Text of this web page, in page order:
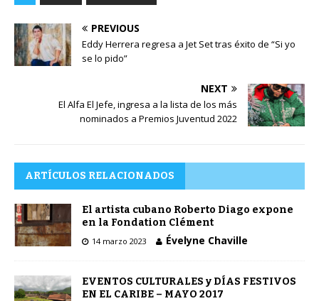
PREVIOUS
Eddy Herrera regresa a Jet Set tras éxito de “Si yo
se lo pido”
NEXT
El Alfa El Jefe, ingresa a la lista de los más
nominados a Premios Juventud 2022
ARTÍCULOS RELACIONADOS
El artista cubano Roberto Diago expone
en la Fondation Clément
14 marzo 2023 Évelyne Chaville
EVENTOS CULTURALES y DÍAS FESTIVOS
EN EL CARIBE – MAYO 2017